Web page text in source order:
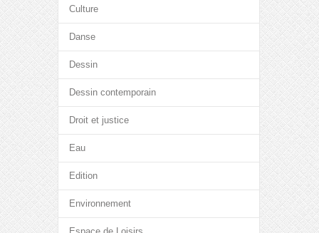
Culture
Danse
Dessin
Dessin contemporain
Droit et justice
Eau
Edition
Environnement